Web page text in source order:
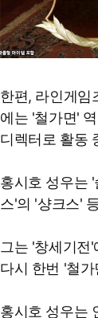
한편, 라인게임
에는 '철가면'
디렉터로 활동
홍시호 성우는
스'의 '샹크스'
그는 '창세기전
다시 한번 '철
홍시호 성우는